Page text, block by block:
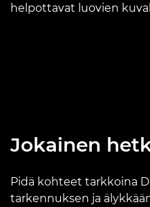
helpottavat luovien
Jokainen
Pidä kohteet tarkkoina
tarkennuksen ja